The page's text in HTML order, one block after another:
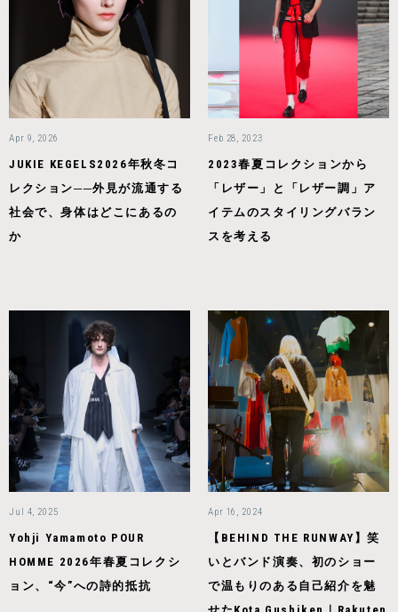
Apr 9, 2026
JUKIE KEGELS2026年秋冬コ
レクション──外見が流通する
社会で、身体はどこにあるの
か
Feb 28, 2023
2023春夏コレクションから
「レザー」と「レザー調」ア
イテムのスタイリングバラン
スを考える
Jul 4, 2025
Yohji Yamamoto POUR
HOMME 2026年春夏コレクシ
ョン、“今”への詩的抵抗
Apr 16, 2024
【BEHIND THE RUNWAY】笑
いとバンド演奏、初のショー
で温もりのある自己紹介を魅